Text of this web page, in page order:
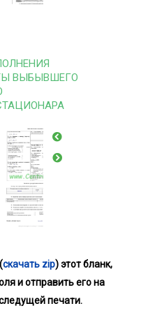
ВЫБЫВШЕГО
(скачать zip) этот бланк,
и отправить его на
печати.